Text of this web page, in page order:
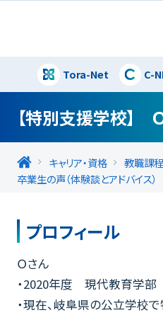
Tora-Net C-
【特別支援学校】
キャリア・資格
教職課
卒業生の声（体験談とアドバイス）
プロフィール
Ｏさん
・2020年度 現代教育学
・現在、岐阜県の公立学校